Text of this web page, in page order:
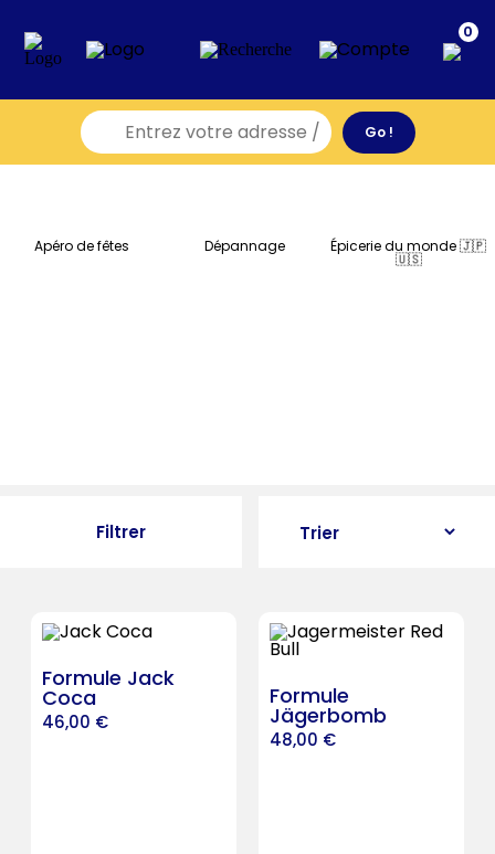
0
Apéro de fêtes Dépannage Épicerie du monde 🇯🇵
🇺🇸
Filtrer
Formule Jack
Coca
46,00 €
Formule
Jägerbomb
48,00 €